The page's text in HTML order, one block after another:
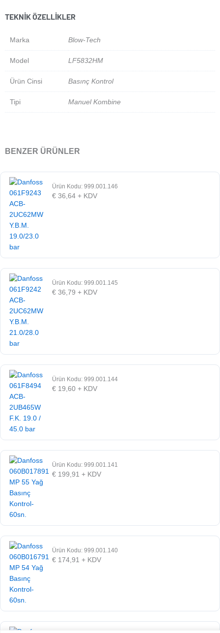
TEKNIK ÖZELLIKLER
Marka Blow-Tech
Model LF5832HM
Ürün Cinsi Basınç Kontrol
Tipi Manuel Kombine
BENZER ÜRÜNLER
Ürün Kodu: 999.001.146
€ 36,64 + KDV
Ürün Kodu: 999.001.145
€ 36,79 + KDV
Ürün Kodu: 999.001.144
€ 19,60 + KDV
Ürün Kodu: 999.001.141
€ 199,91 + KDV
Ürün Kodu: 999.001.140
€ 174,91 + KDV